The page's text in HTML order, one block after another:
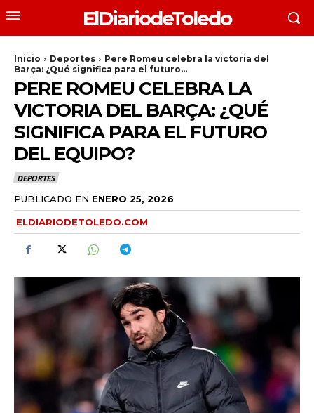
ElDiariodeToledo
Inicio Deportes
Pere Romeu celebra la victoria del
Barça: ¿Qué significa para el futuro...
PERE ROMEU CELEBRA LA
VICTORIA DEL BARÇA: ¿QUÉ
SIGNIFICA PARA EL FUTURO
DEL EQUIPO?
DEPORTES
PUBLICADO EN ENERO 25, 2026
ELDIARIODETOLEDO.COM